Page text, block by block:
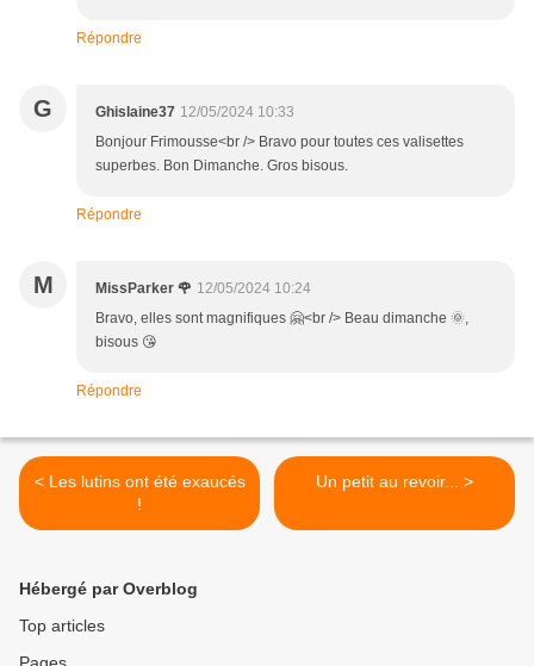
Répondre
G Ghislaine37 12/05/2024 10:33
Bonjour Frimousse<br /> Bravo pour toutes ces valisettes
superbes. Bon Dimanche. Gros bisous.
Répondre
M MissParker 🌹 12/05/2024 10:24
Bravo, elles sont magnifiques 🤗<br /> Beau dimanche 🌞,
bisous 😘
Répondre
< Les lutins ont été exaucés
!
Un petit au revoir... >
Hébergé par Overblog
Top articles